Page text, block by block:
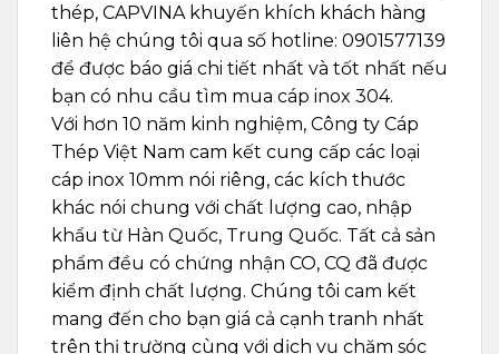
thép, CAPVINA khuyến khích khách hàng
liên hệ chúng tôi qua số hotline: 0901577139
để được báo giá chi tiết nhất và tốt nhất nếu
bạn có nhu cầu tìm mua cáp inox 304.
Với hơn 10 năm kinh nghiệm, Công ty Cáp
Thép Việt Nam cam kết cung cấp các loại
cáp inox 10mm nói riêng, các kích thước
khác nói chung với chất lượng cao, nhập
khẩu từ Hàn Quốc, Trung Quốc. Tất cả sản
phẩm đều có chứng nhận CO, CQ đã được
kiểm định chất lượng. Chúng tôi cam kết
mang đến cho bạn giá cả cạnh tranh nhất
trên thị trường cùng với dịch vụ chăm sóc